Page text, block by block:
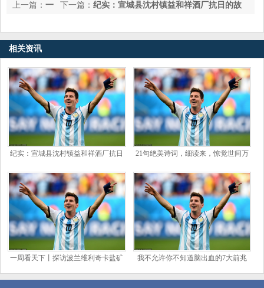
下一篇： 纪实：宣城县沈村镇益和祥酒厂抗日的故
上一篇： 一
相关资讯
纪实：宣城县沈村镇益和祥酒厂抗日
21句绝美诗词，细读来，惊觉世间万
一周看天下丨探访波兰维利奇卡盐矿 我不允许你不知道脑出血的7大前兆